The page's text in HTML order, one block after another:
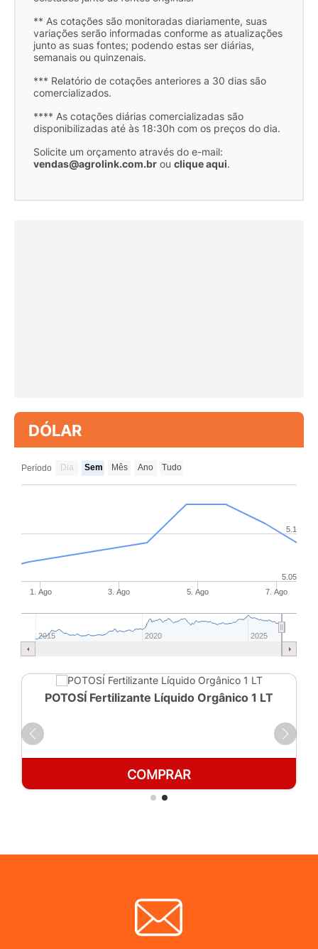
** As cotações são monitoradas diariamente, suas
variações serão informadas conforme as atualizações
junto as suas fontes; podendo estas ser diárias,
semanais ou quinzenais.
*** Relatório de cotações anteriores a 30 dias são
comercializados.
**** As cotações diárias comercializadas são
disponibilizadas até às 18:30h com os preços do dia.
Solicite um orçamento através do e-mail:
vendas@agrolink.com.br ou clique aqui.
DÓLAR
Período Dia Sem Mês Ano Tudo
1. Ago 3. Ago 5. Ago 7. Ago
2015 2020 2025
5.05
5.1
POTOSÍ Fertilizante Líquido Orgânico 1 LT
COMPRAR